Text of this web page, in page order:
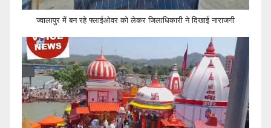
ज्वालापुर में बन रहे फ्लाईओवर को लेकर जिलाधिकारी ने दिखाई नाराजगी